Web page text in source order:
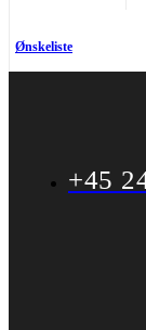
Ønskeliste
+45